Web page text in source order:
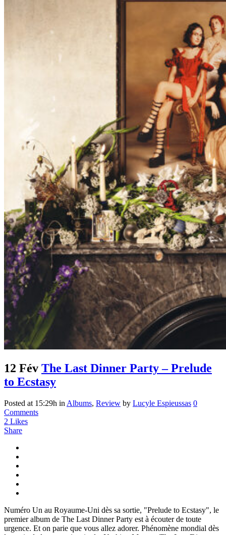
12 Fév The Last Dinner Party – Prelude
to Ecstasy
Posted at 15:29h in Albums, Review by Lucyle Espieussas 0
Comments
2 Likes
Share
Numéro Un au Royaume-Uni dès sa sortie, "Prelude to Ecstasy", le
premier album de The Last Dinner Party est à écouter de toute
urgence. Et on parie que vous allez adorer. Phénomène mondial dès